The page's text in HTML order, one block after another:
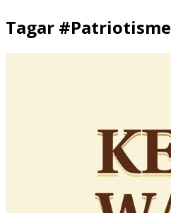
Tagar #Patriotisme